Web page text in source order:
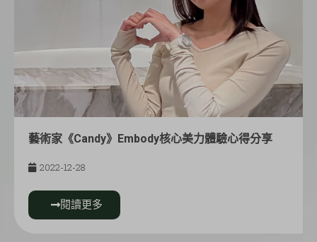
藝術家《Candy》Embody核心美力體驗心得分享
2022-12-28
閱讀更多